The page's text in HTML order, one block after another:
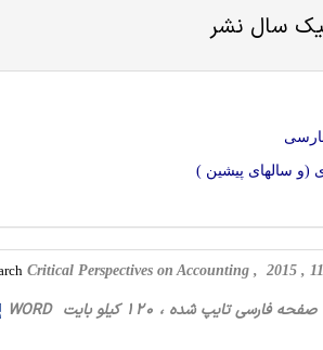
سال نشر
Critical Perspectives on Accounting , 2015 ,